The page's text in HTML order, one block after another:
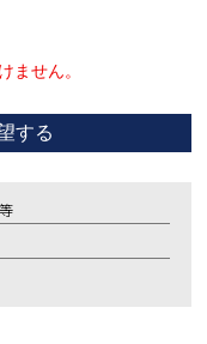
ません。
する